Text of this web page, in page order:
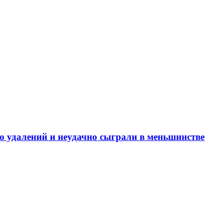
и неудачно сыграли в меньшинстве